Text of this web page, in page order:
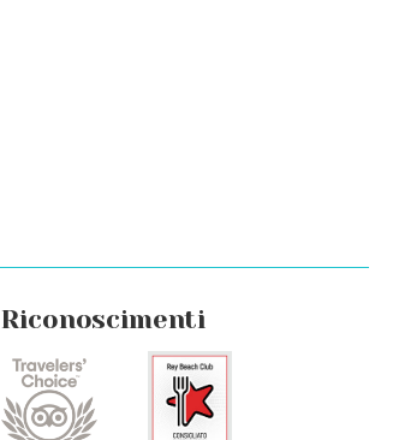
Riconoscimenti